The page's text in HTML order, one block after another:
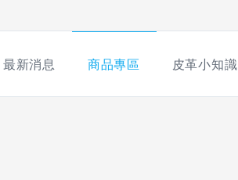
最新消息 商品專區 皮革小知識